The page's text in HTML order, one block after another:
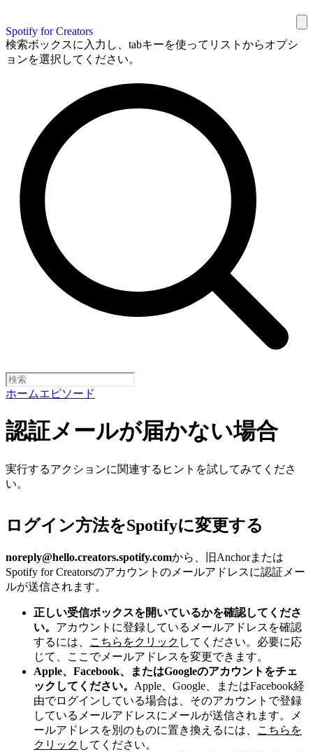
Spotify for Creators
検索ボックスに入力し、tabキーを使ってリストからオプシ
ョンを選択してください。
ホームエピソード
認証メールが届かない場合
実行するアクションに関連するヒントを試してみてくださ
い。
ログイン方法をSpotifyに変更する
noreply@hello.creators.spotify.comから、旧Anchorまたは
Spotify for Creatorsのアカウントのメールアドレスに認証メー
ルが送信されます。
正しい受信ボックスを開いているかを確認してくださ
い。 アカウントに登録しているメールアドレスを確認
するには、
こちらをクリック してください。必要に応
じて、ここでメールアドレスを変更できます。
Apple、Facebook、またはGoogleのアカウントをチェ
ックしてください。 Apple、Google、またはFacebook経
由でログインしている場合は、そのアカウントで登録
しているメールアドレスにメールが送信されます。メ
ールアドレスを別のものに置き換えるには、
こちらを
クリック してください。